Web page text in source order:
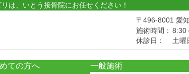
は、いとう接骨院にお任せください！
〒496-8001 愛
施術時間： 8:30
休診日：
土曜
ての方へ
一般施術